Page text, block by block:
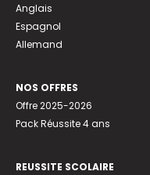
Anglais
Espagnol
Allemand
NOS OFFRES
Offre 2025-2026
Pack Réussite 4 ans
REUSSITE SCOLAIRE